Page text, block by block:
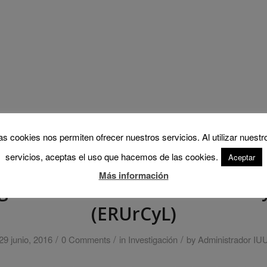
Castilla y León aprueba la
Urbana en Castilla
(ERUrCyL)
junio, 2016 / 0 Comments / in Investigación / byAdministrador
cookies nos permiten ofrecer nuestros servicios. Al utilizar
servicios, aceptas el uso que hacemos de las cookies.
Aceptar
Más información